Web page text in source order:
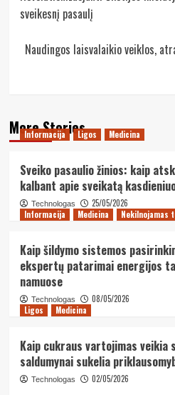
sveikesnį pasaulį
Naudingos laisvalaikio veiklos,
More Stories
Informacija Ligos Medicina
Sveiko pasaulio žinios: kaip
kalbant apie sveikatą
Technologas
25/05/2026
Informacija
Medicina Nekilnojamas
Kaip šildymo sistemos
ekspertų patarimai energijos
namuose
Technologas
08/05/2026
Ligos
Medicina
Kaip cukraus vartojimas veikia
saldumynai sukelia
Technologas 02/05/2026